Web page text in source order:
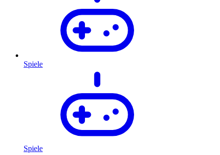
Spiele
Spiele